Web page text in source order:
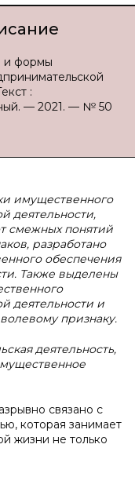
и формы
:
— 2021. — № 50
имущественного
деятельности,
смежных понятий
разработано
обеспечения
Также выделены
деятельности и
признаку.
деятельность,
связано с
которая занимает
жизни не только